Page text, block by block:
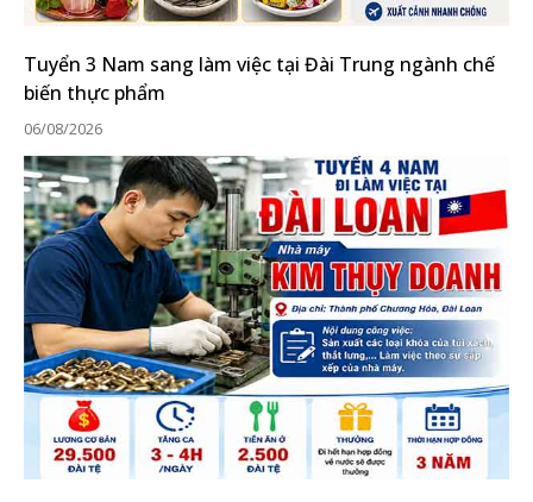
Tuyển 3 Nam sang làm việc tại Đài Trung ngành chế
biến thực phẩm
06/08/2026